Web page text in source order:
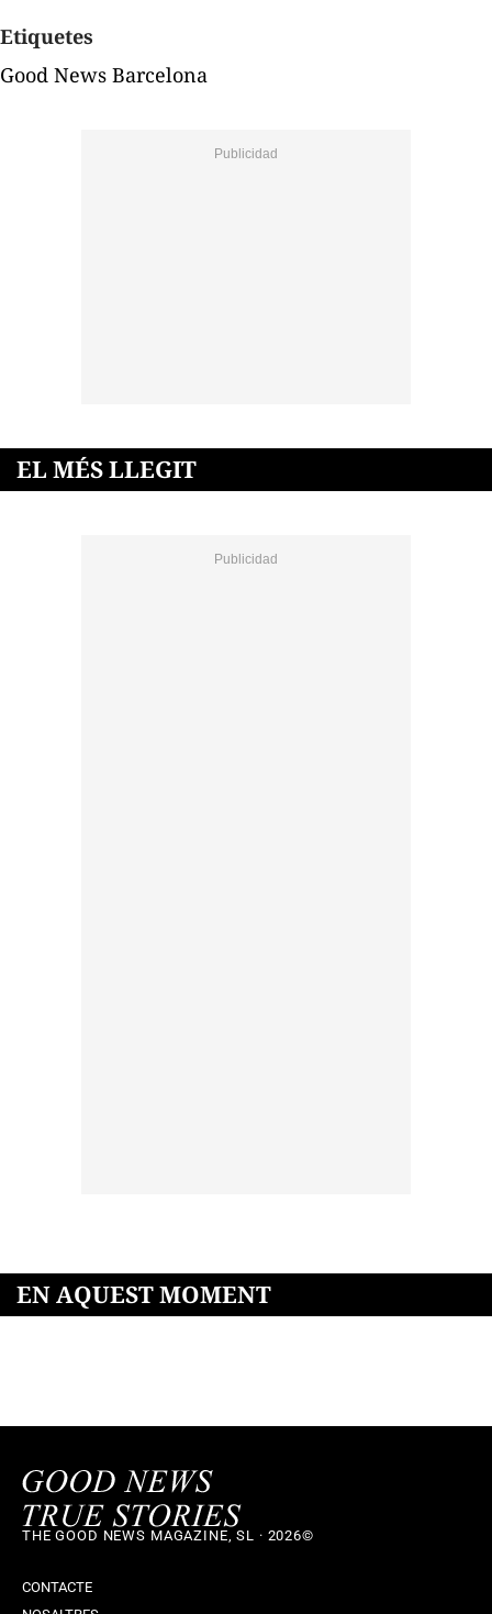
Etiquetes
Good News Barcelona
EL MÉS LLEGIT
EN AQUEST MOMENT
THE GOOD NEWS MAGAZINE, SL · 2026©
CONTACTE